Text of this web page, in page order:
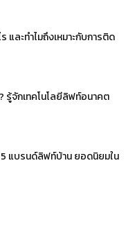
ละทำไมถึงเหมาะกับการติด
รู้จักเทคโนโลยีลิฟท์อนาคต
แบรนด์ลิฟท์บ้าน ยอดนิยมใน